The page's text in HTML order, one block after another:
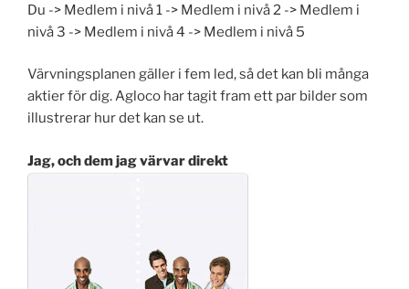
Du -> Medlem i nivå 1 -> Medlem i nivå 2 -> Medlem i
nivå 3 -> Medlem i nivå 4 -> Medlem i nivå 5
Värvningsplanen gäller i fem led, så det kan bli många
aktier för dig. Agloco har tagit fram ett par bilder som
illustrerar hur det kan se ut.
Jag, och dem jag värvar direkt